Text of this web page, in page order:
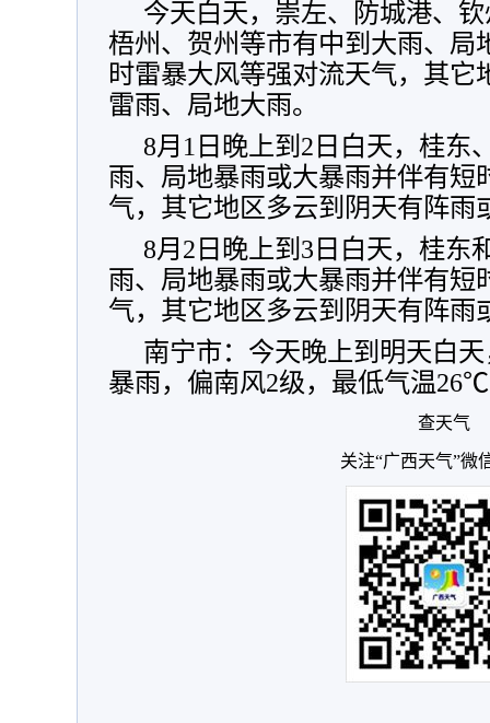
今天白天，崇左、防城港、
梧州、贺州等市有中到大雨、局
时雷暴大风等强对流天气，其它
雷雨、局地大雨。
8月1日晚上到2日白天，桂东
雨、局地暴雨或大暴雨并伴有短
气，其它地区多云到阴天有阵雨
8月2日晚上到3日白天，桂东
雨、局地暴雨或大暴雨并伴有短
气，其它地区多云到阴天有阵雨
南宁市：今天晚上到明天白
暴雨，偏南风2级，最低气温
查天气
关注“广西天气”微